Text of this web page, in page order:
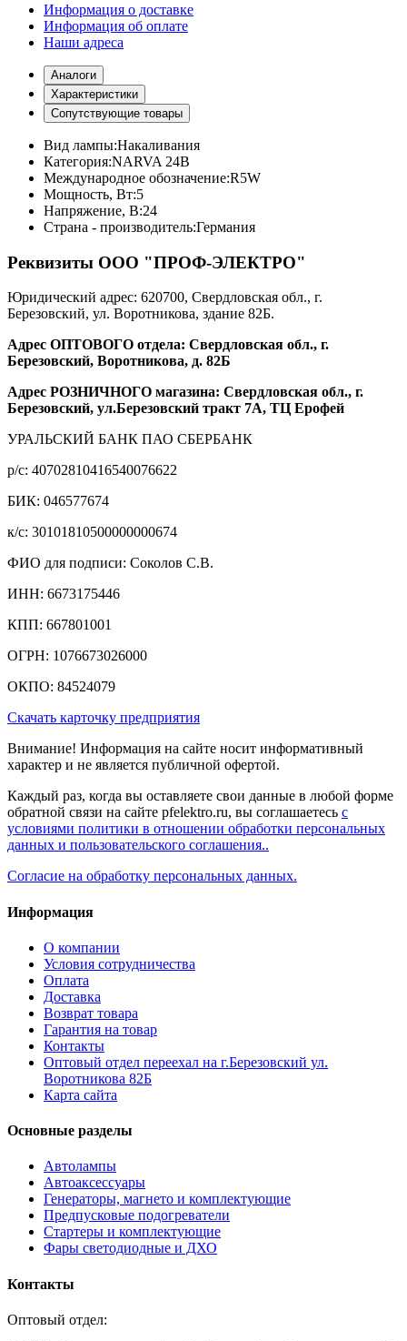
Информация о доставке
Информация об оплате
Наши адреса
Аналоги
Характеристики
Сопутствующие товары
Вид лампы:Накаливания
Категория:NARVA 24В
Международное обозначение:R5W
Мощность, Вт:5
Напряжение, В:24
Страна - производитель:Германия
Реквизиты ООО "ПРОФ-ЭЛЕКТРО"
Юридический адрес: 620700, Свердловская обл., г.
Березовский, ул. Воротникова, здание 82Б.
Адрес ОПТОВОГО отдела: Свердловская обл., г.
Березовский, Воротникова, д. 82Б
Адрес РОЗНИЧНОГО магазина: Свердловская обл., г.
Березовский, ул.Березовский тракт 7А, ТЦ Ерофей
УРАЛЬСКИЙ БАНК ПАО СБЕРБАНК
р/c: 40702810416540076622
БИК: 046577674
к/c: 30101810500000000674
ФИО для подписи: Соколов С.В.
ИНН: 6673175446
КПП: 667801001
ОГРН: 1076673026000
ОКПО: 84524079
Скачать карточку предприятия
Внимание! Информация на сайте носит информативный
характер и не является публичной офертой.
Каждый раз, когда вы оставляете свои данные в любой форме
обратной связи на сайте pfelektro.ru, вы соглашаетесь с
условиями политики в отношении обработки персональных
данных и пользовательского соглашения..
Согласие на обработку персональных данных.
Информация
О компании
Условия сотрудничества
Оплата
Доставка
Возврат товара
Гарантия на товар
Контакты
Оптовый отдел переехал на г.Березовский ул.
Воротникова 82Б
Карта сайта
Основные разделы
Автолампы
Автоаксессуары
Генераторы, магнето и комплектующие
Предпусковые подогреватели
Стартеры и комплектующие
Фары светодиодные и ДХО
Контакты
Оптовый отдел: